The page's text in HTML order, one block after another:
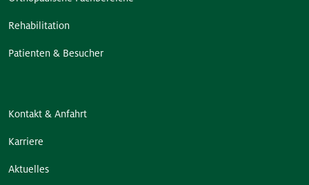
Rehabilitation
Patienten & Besucher
Kontakt & Anfahrt
Karriere
Aktuelles